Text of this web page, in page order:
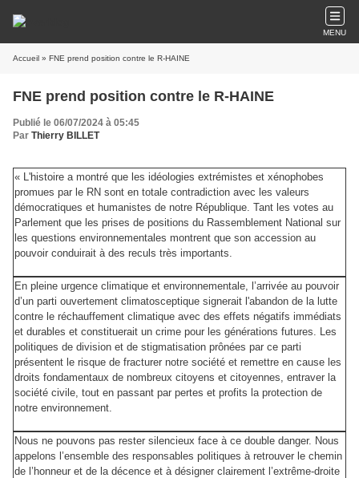
MENU
Accueil » FNE prend position contre le R-HAINE
FNE prend position contre le R-HAINE
Publié le 06/07/2024 à 05:45
Par Thierry BILLET
« L'histoire a montré que les idéologies extrémistes et xénophobes
promues par le RN sont en totale contradiction avec les valeurs
démocratiques et humanistes de notre République. Tant les votes au
Parlement que les prises de positions du Rassemblement National sur
les questions environnementales montrent que son accession au
pouvoir conduirait à des reculs très importants.
En pleine urgence climatique et environnementale, l’arrivée au pouvoir
d’un parti ouvertement climatosceptique signerait l'abandon de la lutte
contre le réchauffement climatique avec des effets négatifs immédiats
et durables et constituerait un crime pour les générations futures. Les
politiques de division et de stigmatisation prônées par ce parti
présentent le risque de fracturer notre société et remettre en cause les
droits fondamentaux de nombreux citoyens et citoyennes, entraver la
société civile, tout en passant par pertes et profits la protection de
notre environnement.
Nous ne pouvons pas rester silencieux face à ce double danger. Nous
appelons l’ensemble des responsables politiques à retrouver le chemin
de l’honneur et de la décence et à désigner clairement l’extrême-droite